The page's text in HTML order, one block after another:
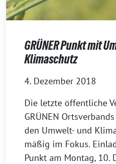
GRÜNER Punkt mit
Klimaschutz
4. Dezember 2018
Die letz­te öffent­li­che
GRÜNEN
den Umwelt- und
mä­ßig im Fokus.
Punkt am Montag, 10.